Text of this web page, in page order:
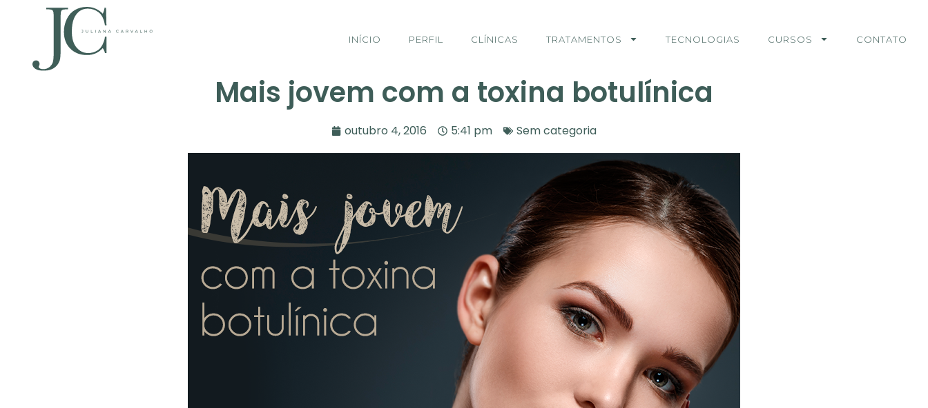
INÍCIO PERFIL CLÍNICAS TRATAMENTOS TECNOLOGIAS CURSOS CONTATO
Mais jovem com a toxina botulínica
outubro 4, 2016 5:41 pm Sem categoria